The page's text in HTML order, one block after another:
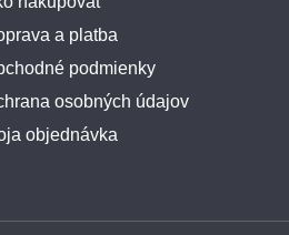
a platba
podmienky
osobných údajov
objednávka